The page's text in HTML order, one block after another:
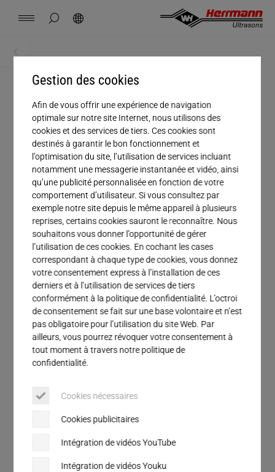
Gestion des cookies
Afin de vous offrir une expérience de navigation
optimale sur notre site Internet, nous utilisons des
cookies et des services de tiers. Ces cookies sont
destinés à garantir le bon fonctionnement et
l’optimisation du site, l’utilisation de services incluant
notamment une messagerie instantanée et vidéo, ainsi
qu’une publicité personnalisée en fonction de votre
comportement d’utilisateur. Si vous consultez par
exemple notre site depuis le même appareil à plusieurs
reprises, certains cookies sauront le reconnaître. Nous
souhaitons vous donner l’opportunité de gérer
l’utilisation de ces cookies. En cochant les cases
correspondant à chaque type de cookies, vous donnez
votre consentement express à l’installation de ces
derniers et à l’utilisation de services de tiers
conformément à la politique de confidentialité. L’octroi
de consentement se fait sur une base volontaire et n’est
pas obligatoire pour l’utilisation du site Web. Par
ailleurs, vous pourrez révoquer votre consentement à
tout moment à travers notre politique de
confidentialité.
Cookies nécessaires
Cookies publicitaires
Intégration de vidéos YouTube
Intégration de vidéos Youku
masquer la recherche de page
Herrmann Engineering
Solutions par secteur
Soudage par ultrasons
Produits
Entreprise
Service
China 中文
Mexico español
Hungary magyar
Japan 日本語
Téléchargements
Civilité
Entreprise
Prénom
Nom
E-mail*
Numéro de téléphone
Rue
Ville
Code postal
personnel volontairement fournies soient utilisées pour
sur des produits et services. J’obtiens pour ce faire
téléchargement. Après avoir envoyé le formulaire, je